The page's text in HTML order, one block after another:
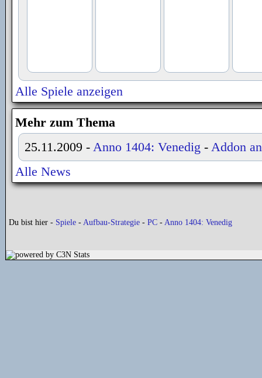
Alle Spiele anzeigen
Mehr zum Thema
25.11.2009 - Anno 1404: Venedig - Addon
Alle News
Du bist hier - Spiele - Aufbau-Strategie - PC - Anno 1404: Venedig